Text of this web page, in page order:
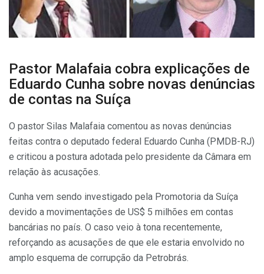
Pastor Malafaia cobra explicações de
Eduardo Cunha sobre novas denúncias
de contas na Suíça
O pastor Silas Malafaia comentou as novas denúncias
feitas contra o deputado federal Eduardo Cunha (PMDB-RJ)
e criticou a postura adotada pelo presidente da Câmara em
relação às acusações.
Cunha vem sendo investigado pela Promotoria da Suíça
devido a movimentações de US$ 5 milhões em contas
bancárias no país. O caso veio à tona recentemente,
reforçando as acusações de que ele estaria envolvido no
amplo esquema de corrupção da Petrobrás.